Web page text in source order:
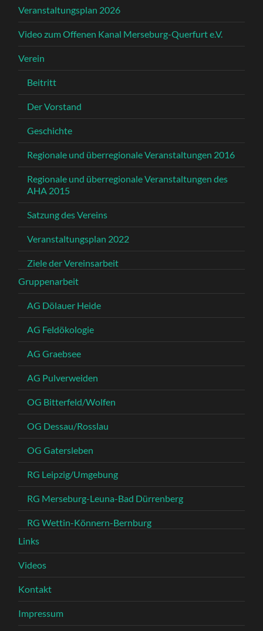
Veranstaltungsplan 2026
Video zum Offenen Kanal Merseburg-Querfurt e.V.
Verein
Beitritt
Der Vorstand
Geschichte
Regionale und überregionale Veranstaltungen 2016
Regionale und überregionale Veranstaltungen des
AHA 2015
Satzung des Vereins
Veranstaltungsplan 2022
Ziele der Vereinsarbeit
Gruppenarbeit
AG Dölauer Heide
AG Feldökologie
AG Graebsee
AG Pulverweiden
OG Bitterfeld/Wolfen
OG Dessau/Rosslau
OG Gatersleben
RG Leipzig/Umgebung
RG Merseburg-Leuna-Bad Dürrenberg
RG Wettin-Könnern-Bernburg
Links
Videos
Kontakt
Impressum